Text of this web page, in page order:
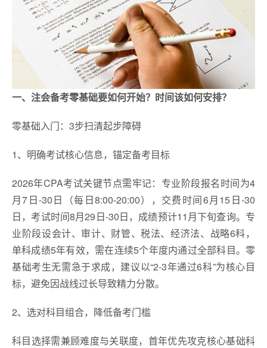
一、注会备考零基础要如何开始？时间该如何安排？
零基础入门：3步扫清起步障碍
1、明确考试核心信息，锚定备考目标
2026年CPA考试关键节点需牢记：专业阶段报名时间为4
月7日-30日（每日8:00-20:00），交费时间6月15日-30
日，考试时间8月29日-30日，成绩预计11月下旬查询。专
业阶段设会计、审计、财管、税法、经济法、战略6科，
单科成绩5年有效，需在连续5个年度内通过全部科目。零
基础考生无需急于求成，建议以“2-3年通过6科”为核心目
标，避免因战线过长导致精力分散。
2、选对科目组合，降低备考门槛
科目选择需兼顾难度与关联度，首年优先攻克核心基础科